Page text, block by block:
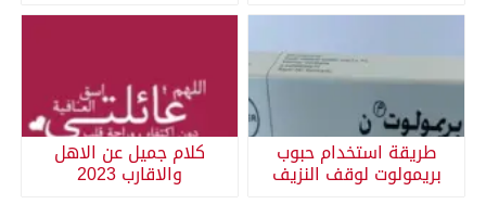
طريقة استخدام حبوب
بريمولوت لوقف النزيف
كلام جميل عن الاهل
والاقارب 2023